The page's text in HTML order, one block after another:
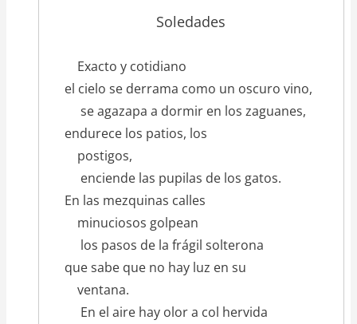
Soledades
texto_poema
Exacto y cotidiano
el cielo se derrama como un oscuro vino,
se agazapa a dormir en los zaguanes,
endurece los patios, los
postigos,
enciende las pupilas de los gatos.
En las mezquinas calles
minuciosos golpean
los pasos de la frágil solterona
que sabe que no hay luz en su
ventana.
En el aire hay olor a col hervida